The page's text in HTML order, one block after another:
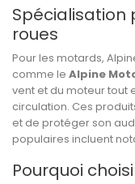
Spécialisation
roues
Pour les motards,
comme le Alpine
vent et du moteur tout
circulation. Ces
et de protéger son
populaires incluent
Pourquoi